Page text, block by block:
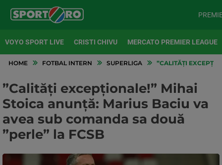
VOYO SPORT LIVE CRISTI CHIVU MERCATO PREMIER LEAGUE
HOME FOTBAL INTERN SUPERLIGA ”CALITĂȚI
”Calități excepționale!” Mihai
Stoica anunță: Marius Baciu va
avea sub comanda sa două
”perle” la FCSB